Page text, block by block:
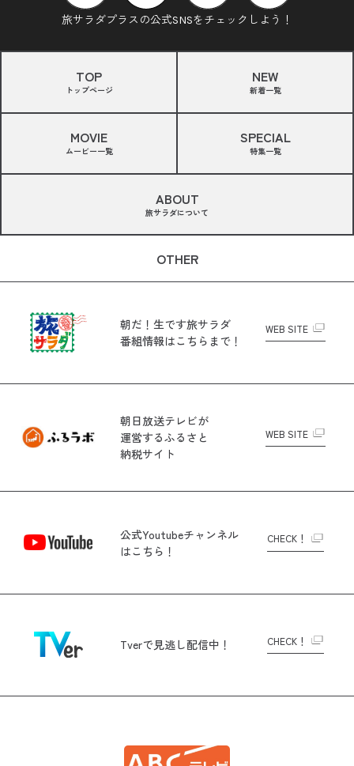
旅サラダプラスの公式SNSをチェックしよう！
TOP
トップページ
NEW
新着一覧
MOVIE
ムービー一覧
SPECIAL
特集一覧
ABOUT
旅サラダについて
OTHER
朝だ！生です旅サラダ
番組情報はこちらまで！
WEB SITE
朝日放送テレビが
運営するふるさと
納税サイト
WEB SITE
公式Youtubeチャンネル
はこちら！
CHECK！
Tverで見逃し配信中！ CHECK！